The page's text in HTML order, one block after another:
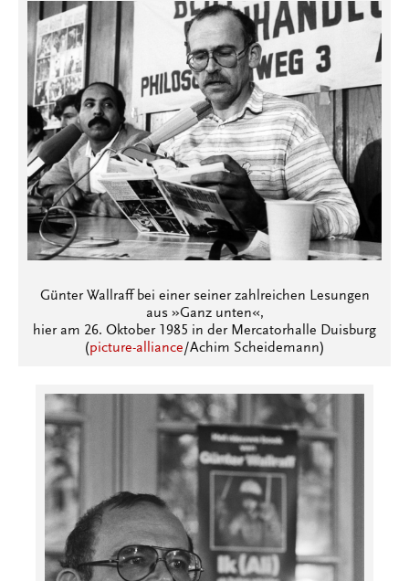
Günter Wallraff bei einer seiner zahlreichen Lesungen
aus »Ganz unten«,
hier am 26. Oktober 1985 in der Mercatorhalle Duisburg
(picture-alliance/Achim Scheidemann)